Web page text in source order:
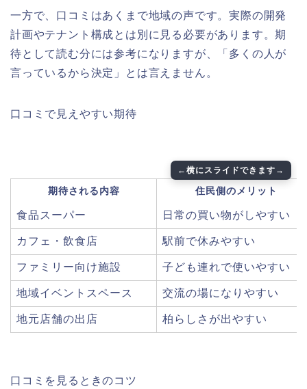
一方で、口コミはあくまで地域の声です。実際の開発
計画やテナント構成とは別に見る必要があります。期
待として読む分には参考になりますが、「多くの人が
言っているから決定」とは言えません。
口コミで見えやすい期待
期待される内容 住民側のメリット
食品スーパー 日常の買い物がしやすい
カフェ・飲食店 駅前で休みやすい
ファミリー向け施設 子ども連れで使いやすい
地域イベントスペース 交流の場になりやすい
地元店舗の出店 柏らしさが出やすい
口コミを見るときのコツ